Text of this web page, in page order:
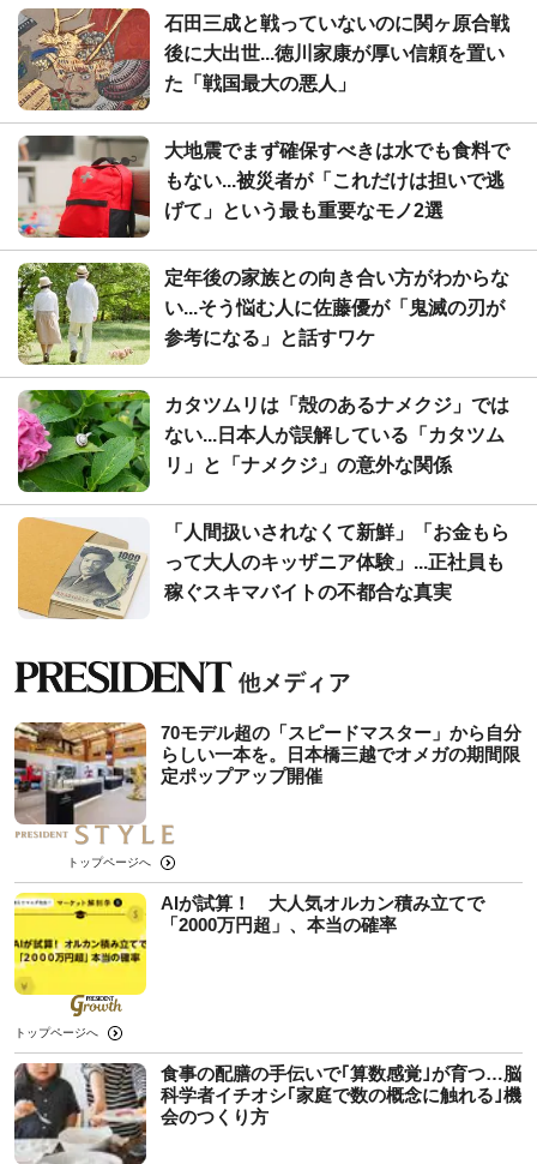
石田三成と戦っていないのに関ヶ原合戦
後に大出世...徳川家康が厚い信頼を置い
た「戦国最大の悪人」
大地震でまず確保すべきは水でも食料で
もない...被災者が「これだけは担いで逃
げて」という最も重要なモノ2選
定年後の家族との向き合い方がわからな
い...そう悩む人に佐藤優が「鬼滅の刃が
参考になる」と話すワケ
カタツムリは「殻のあるナメクジ」では
ない...日本人が誤解している「カタツム
リ」と「ナメクジ」の意外な関係
「人間扱いされなくて新鮮」「お金もら
って大人のキッザニア体験」...正社員も
稼ぐスキマバイトの不都合な真実
70モデル超の「スピードマスター」から自分
らしい一本を。日本橋三越でオメガの期間限
定ポップアップ開催
トップページへ
AIが試算！ 大人気オルカン積み立てで
「2000万円超」、本当の確率
トップページへ
食事の配膳の手伝いで｢算数感覚｣が育つ…脳
科学者イチオシ｢家庭で数の概念に触れる｣機
会のつくり方